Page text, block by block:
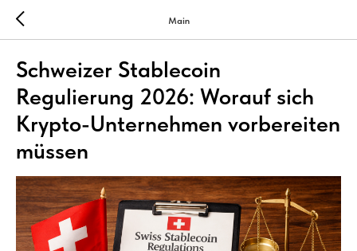
Main
Schweizer Stablecoin
Regulierung 2026: Worauf sich
Krypto-Unternehmen vorbereiten
müssen